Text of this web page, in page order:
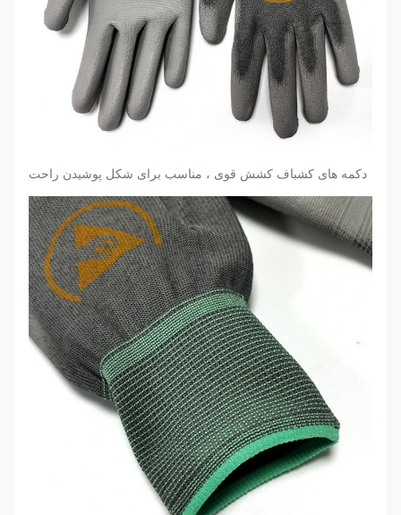
دکمه های کشباف کشش قوی ، مناسب برای شکل پوشیدن راحت